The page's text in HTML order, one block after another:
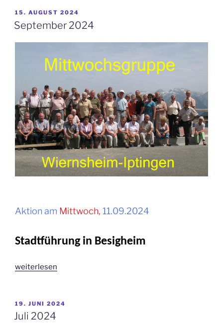
VERÖFFENTLICHT
AM
15. AUGUST 2024
September 2024
Aktion am Mittwoch, 11.09.2024
Stadtführung in Besigheim
„September
weiterlesen
VERÖFFENTLICHT
AM
19. JUNI 2024
Juli 2024